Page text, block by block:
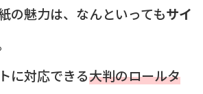
の魅力は、なんといってもサイ
に対応できる大判のロールタ